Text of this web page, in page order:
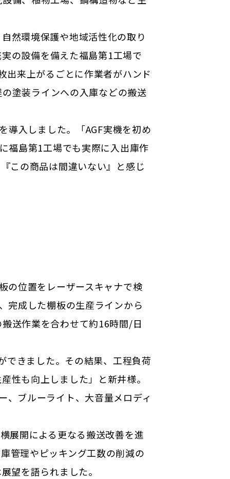
然環境保護や地域活性化の取り
の設備を備えた福島第1工場で
出来上がるごとに作業者がハンド
塗装ラインへの入庫などの搬送
導入しました。「AGF実機を初め
福島第1工場でも実際に入出庫作
この商品は間違いない』と感じ
の位置をレーザースキャナで検
完成した棚板の生産ラインから
送作業を合わせて約16時間/日
できました。その結果、 工程負荷
性も向上 しました」と新井様。
、ブルーライト、大音量メロディ
展開による更なる搬送改善を進
管理やピッキング工数の削減の
望を語られました。